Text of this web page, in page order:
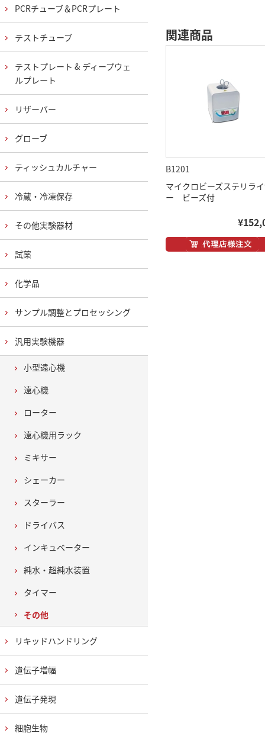
関連商品
B1201
マイクロビーズステリラ
ー ビーズ付
PCRチューブ＆PCRプレート
テストチューブ
テストプレート & ディープウェ
ルプレート
リザーバー
グローブ
ティッシュカルチャー
冷蔵・冷凍保存
その他実験器材
試薬
化学品
サンプル調整とプロセッシング
汎用実験機器
小型遠心機
遠心機
ローター
遠心機用ラック
ミキサー
シェーカー
スターラー
ドライバス
インキュベーター
純水・超純水装置
タイマー
その他
リキッドハンドリング
遺伝子増幅
遺伝子発現
細胞生物